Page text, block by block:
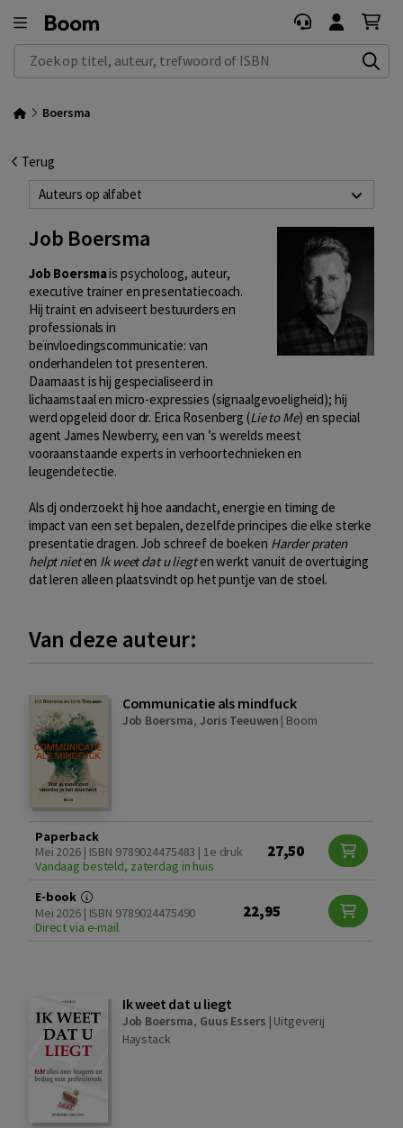
Zoek op titel, auteur, trefwoord of ISBN
Boersma
Terug
Auteurs op alfabet
Job Boersma
Job Boersmais psycholoog, auteur,
executive trainer en presentatiecoach.
Hij traint en adviseert bestuurders en
professionals in
beïnvloedingscommunicatie: van
onderhandelen tot presenteren.
Daarnaast is hij gespecialiseerd in
lichaamstaal en micro-expressies (signaalgevoeligheid); hij
werd opgeleid door dr. Erica Rosenberg (Lie to Me) en special
agent James Newberry, een van ’s werelds meest
vooraanstaande experts in verhoortechnieken en
leugendetectie.
Als dj onderzoekt hij hoe aandacht, energie en timing de
impact van een set bepalen, dezelfde principes die elke sterke
presentatie dragen. Job schreef de boeken Harder praten
helpt nieten Ik weet dat u liegten werkt vanuit de overtuiging
dat leren alleen plaatsvindt op het puntje van de stoel.
Van deze auteur:
Communicatie als mindfuck
Job Boersma,Joris Teeuwen | Boom
Paperback
Mei 2026 | ISBN 9789024475483 | 1e druk
Vandaag besteld, zaterdag in huis
27,50
E-book
Mei 2026 | ISBN 9789024475490
Direct via e-mail
22,95
Ik weet dat u liegt
Job Boersma, Guus Essers | Uitgeverij
Haystack